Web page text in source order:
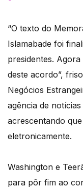
“O texto do
Islamabade foi
presidentes.
deste acordo”,
Negócios
agência de
acrescentando
eletronicamente.
Washington e
para pôr fim ao